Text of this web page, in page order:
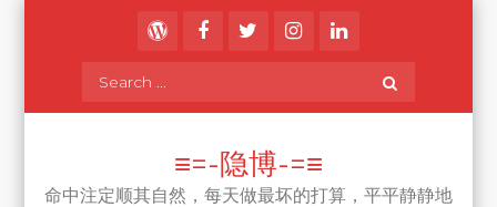
Search
≡=-隐博-=≡
命中注定顺其自然，每天做最坏的打算，平平静静地